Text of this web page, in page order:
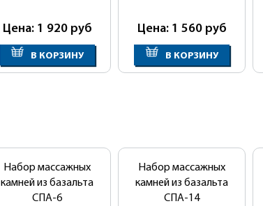
Цена: 1 920 руб
В КОРЗИНУ
Цена: 1 560 руб
В КОРЗИНУ
Набор массажных
камней из базальта
СПА-6
Набор массажных
камней из базальта
СПА-14